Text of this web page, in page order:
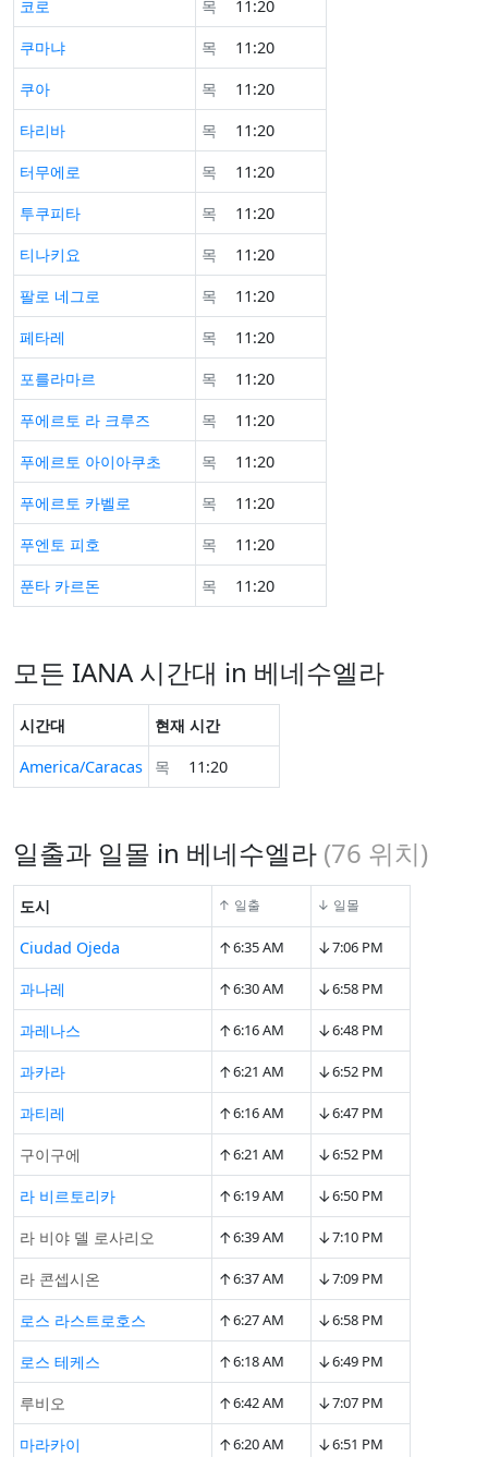
코로 목
11:20
쿠마냐
목
11:20
쿠아
목
11:20
타리바
목
11:20
터무에로
목
11:20
투쿠피타
목
11:20
티나키요
목
11:20
팔로 네그로
목
11:20
페타레
목
11:20
포를라마르
목
11:20
푸에르토 라 크루즈
목
11:20
푸에르토 아이아쿠초
목
11:20
푸에르토 카벨로
목
11:20
푸엔토 피호
목
11:20
푼타 카르돈
목 11:20
모든 IANA 시간대 in 베네수엘라
시간대
현재 시간
America/Caracas
목 11:20
일출과 일몰 in 베네수엘라 (76 위치)
도시 ↑ 일출 ↓ 일몰
Ciudad Ojeda ↑6:35 AM ↓7:06 PM
과나레 ↑6:30 AM ↓6:58 PM
과레나스 ↑6:16 AM ↓6:48 PM
과카라 ↑6:21 AM ↓6:52 PM
과티레 ↑6:16 AM ↓6:47 PM
구이구에 ↑6:21 AM ↓6:52 PM
라 비르토리카 ↑6:19 AM ↓6:50 PM
라 비야 델 로사리오 ↑6:39 AM ↓7:10 PM
라 콘셉시온 ↑6:37 AM ↓7:09 PM
로스 라스트로호스 ↑6:27 AM ↓6:58 PM
로스 테케스 ↑6:18 AM ↓6:49 PM
루비오 ↑6:42 AM ↓7:07 PM
마라카이 ↑6:20 AM ↓6:51 PM